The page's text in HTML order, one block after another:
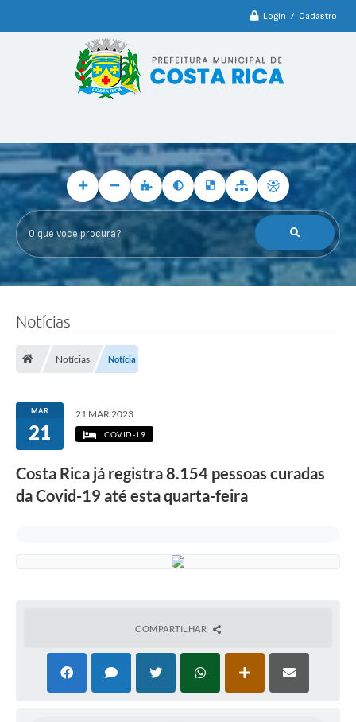
Login / Cadastro
O que voce procura?
Notícias
Notícias Notícia
MAR
21
21 MAR 2023
COVID-19
Costa Rica já registra 8.154 pessoas curadas
da Covid-19 até esta quarta-feira
COMPARTILHAR